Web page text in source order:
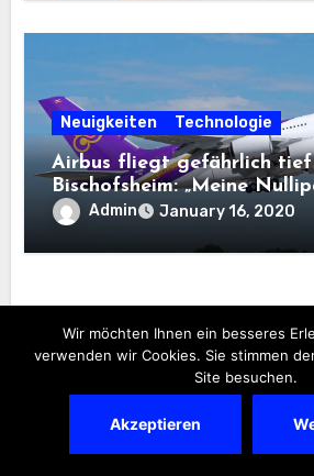
Neuigkeiten Technologie
Airbus fliegt gefährlich
Bischofsheim: „Meine
dachten, dies Flugzeug
Admin January 16, 2020
Wir möchten Ihnen ein besseres
verwenden wir Cookies. Sie stimmen
Site besuchen.
Akzeptieren